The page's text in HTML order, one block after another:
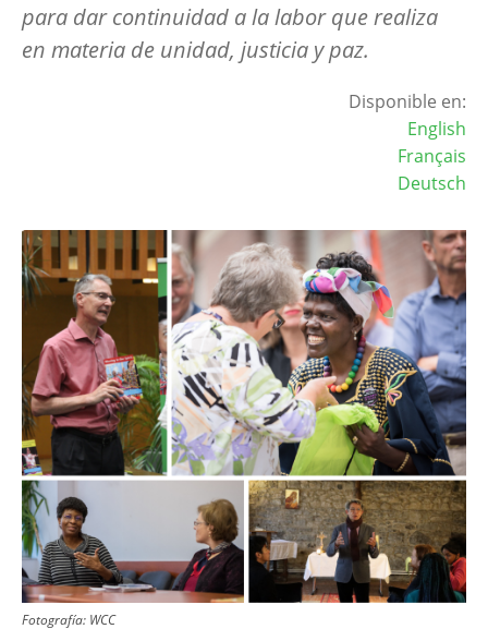
para dar continuidad a la labor que realiza
en materia de unidad, justicia y paz.
Disponible en:
English
Français
Deutsch
Image
Fotografía: WCC